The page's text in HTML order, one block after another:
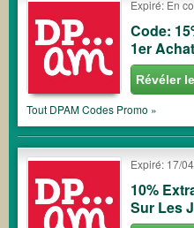
Expiré: En
Code:
1er Achat
Révéler
Tout DPAMCodes Promo »
Expiré: 17/
10%
Sur Les